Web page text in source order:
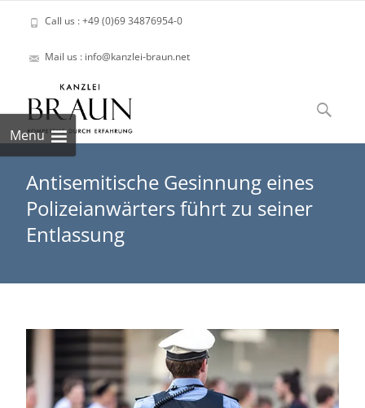
Call us : +49 (0)69 34876954-0
Mail us : info@kanzlei-braun.net
Menu
to
content
Suchen
nach:
Antisemitische Gesinnung eines
Polizeianwärters führt zu seiner
Entlassung